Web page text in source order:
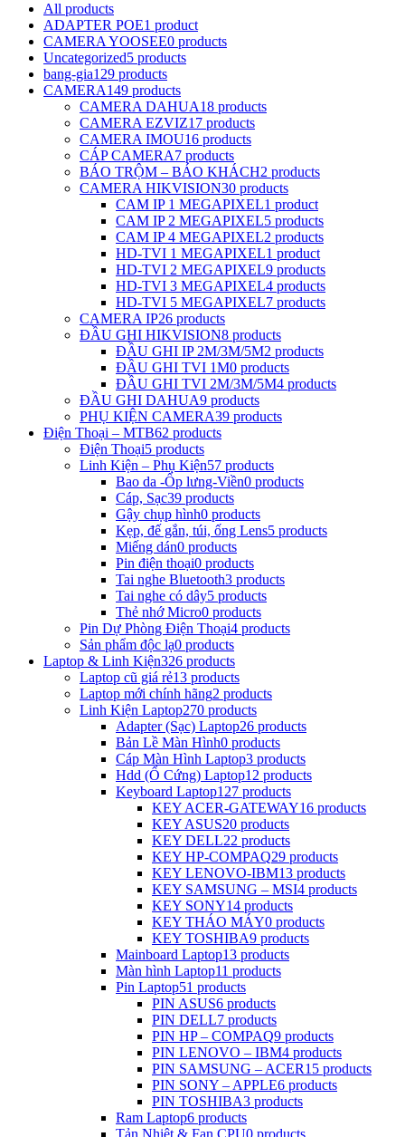
All products
ADAPTER POE1 product
CAMERA YOOSEE0 products
Uncategorized5 products
bang-gia129 products
CAMERA149 products
CAMERA DAHUA18 products
CAMERA EZVIZ17 products
CAMERA IMOU16 products
CÁP CAMERA7 products
BÁO TRỘM – BÁO KHÁCH2 products
CAMERA HIKVISION30 products
CAM IP 1 MEGAPIXEL1 product
CAM IP 2 MEGAPIXEL5 products
CAM IP 4 MEGAPIXEL2 products
HD-TVI 1 MEGAPIXEL1 product
HD-TVI 2 MEGAPIXEL9 products
HD-TVI 3 MEGAPIXEL4 products
HD-TVI 5 MEGAPIXEL7 products
CAMERA IP26 products
ĐẦU GHI HIKVISION8 products
ĐẦU GHI IP 2M/3M/5M2 products
ĐẦU GHI TVI 1M0 products
ĐẦU GHI TVI 2M/3M/5M4 products
ĐẦU GHI DAHUA9 products
PHỤ KIỆN CAMERA39 products
Điện Thoại – MTB62 products
Điện Thoại5 products
Linh Kiện – Phụ Kiện57 products
Bao da -Ốp lưng-Viền0 products
Cáp, Sạc39 products
Gậy chụp hình0 products
Kẹp, đế gắn, túi, ống Lens5 products
Miếng dán0 products
Pin điện thoại0 products
Tai nghe Bluetooth3 products
Tai nghe có dây5 products
Thẻ nhớ Micro0 products
Pin Dự Phòng Điện Thoại4 products
Sản phẩm độc lạ0 products
Laptop & Linh Kiện326 products
Laptop cũ giá rẻ13 products
Laptop mới chính hãng2 products
Linh Kiện Laptop270 products
Adapter (Sạc) Laptop26 products
Bản Lề Màn Hình0 products
Cáp Màn Hình Laptop3 products
Hdd (Ổ Cứng) Laptop12 products
Keyboard Laptop127 products
KEY ACER-GATEWAY16 products
KEY ASUS20 products
KEY DELL22 products
KEY HP-COMPAQ29 products
KEY LENOVO-IBM13 products
KEY SAMSUNG – MSI4 products
KEY SONY14 products
KEY THÁO MÁY0 products
KEY TOSHIBA9 products
Mainboard Laptop13 products
Màn hình Laptop11 products
Pin Laptop51 products
PIN ASUS6 products
PIN DELL7 products
PIN HP – COMPAQ9 products
PIN LENOVO – IBM4 products
PIN SAMSUNG – ACER15 products
PIN SONY – APPLE6 products
PIN TOSHIBA3 products
Ram Laptop6 products